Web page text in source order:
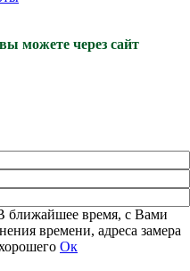
можете через сайт
ближайшее время, с Вами
времени, адреса замера
Ок